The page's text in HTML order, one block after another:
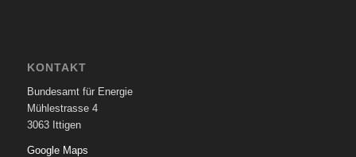
KONTAKT
Bundesamt für Energie
Mühlestrasse 4
3063 Ittigen
Google Maps